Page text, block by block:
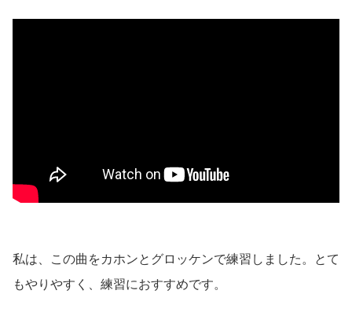
私は、この曲をカホンとグロッケンで練習しました。とて
もやりやすく、練習におすすめです。